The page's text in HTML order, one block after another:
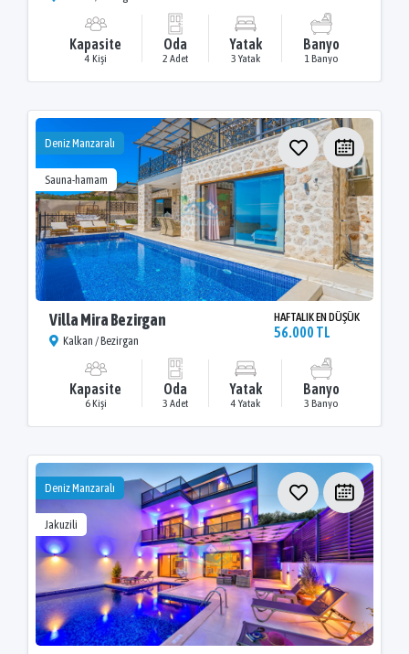
Kapasite
4 Kişi
Oda
2 Adet
Yatak
3 Yatak
Banyo
1 Banyo
Deniz Manzaralı
Sauna-hamam
Villa Mira Bezirgan
Kalkan / Bezirgan
HAFTALIK EN DÜŞÜK
56.000 TL
Kapasite
6 Kişi
Oda
3 Adet
Yatak
4 Yatak
Banyo
3 Banyo
Deniz Manzaralı
Jakuzili